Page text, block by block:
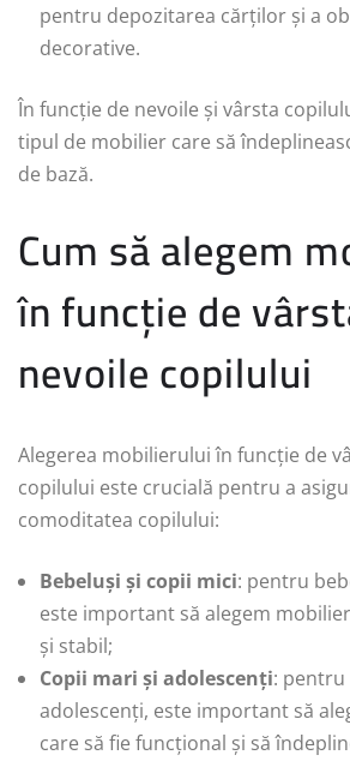
pentru depozitarea cărților și a
decorative.
În funcție de nevoile și vârsta
tipul de mobilier care să
de bază.
Cum să alegem
în funcție de
nevoile copilului
Alegerea mobilierului în funcție de
copilului este crucială pentru a
comoditatea copilului:
Bebeluși și copii mici: pentru
este important să alegem
și stabil;
Copii mari și adolescenți: pentru
adolescenți, este important să
care să fie funcțional și să